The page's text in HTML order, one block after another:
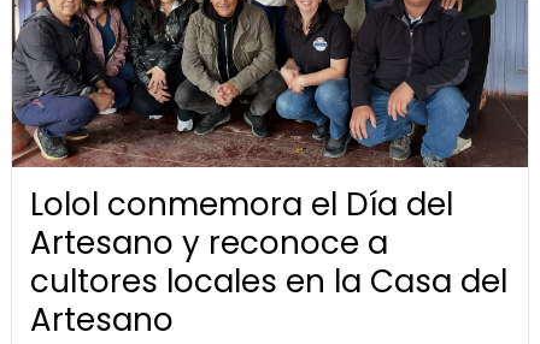
Lolol conmemora el Día del
Artesano y reconoce a
cultores locales en la Casa del
Artesano